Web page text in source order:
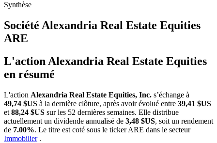
Synthèse
Société Alexandria Real Estate Equities
ARE
L'action Alexandria Real Estate Equities
en résumé
L'action Alexandria Real Estate Equities, Inc. s’échange à
49,74 $US à la dernière clôture, après avoir évolué entre 39,41 $US
et 88,24 $US sur les 52 dernières semaines. Elle distribue
actuellement un dividende annualisé de 3,48 $US, soit un rendement
de 7.00%. Le titre est coté sous le tickerARE dans le secteur
Immobilier.